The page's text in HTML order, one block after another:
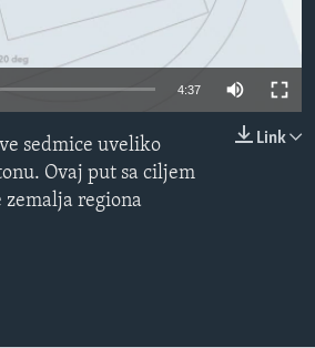
4:37
Link
sedmice uveliko
Ovaj put sa ciljem
regiona